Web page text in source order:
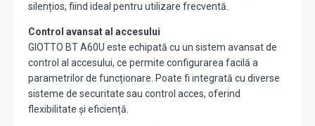
silențios, fiind ideal pentru utilizare frecventă.
Control avansat al accesului
GIOTTO BT A60U este echipată cu un sistem avansat de
control al accesului, ce permite configurarea facilă a
parametrilor de funcționare. Poate fi integrată cu diverse
sisteme de securitate sau control acces, oferind
flexibilitate și eficiență.